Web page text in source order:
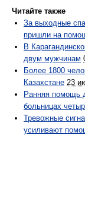
Читайте также
За выходные
пришли на
В
двум мужчинам
Более 1800
Казахстане 23
Ранняя помощь
больницах
Тревожные
усиливают